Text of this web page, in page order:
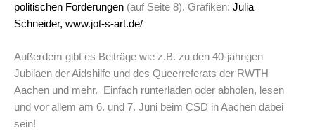
politischen Forderungen (auf Seite 8). Grafiken: Julia
Schneider, www.jot-s-art.de/
Außerdem gibt es Beiträge wie z.B. zu den 40-jährigen
Jubiläen der Aidshilfe und des Queerreferats der RWTH
Aachen und mehr. Einfach runterladen oder abholen, lesen
und vor allem am 6. und 7. Juni beim CSD in Aachen dabei
sein!